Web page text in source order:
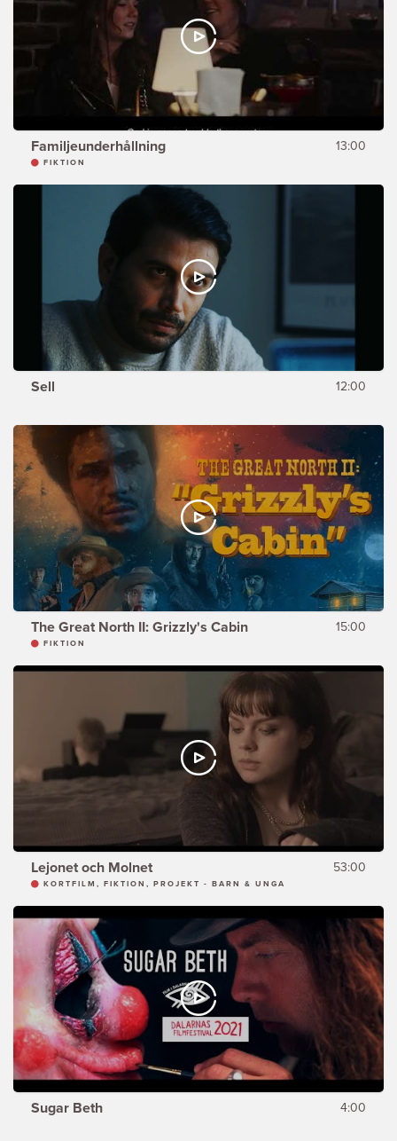
Familjeunderhållning 13:00
FIKTION
Sell 12:00
The Great North II: Grizzly's Cabin 15:00
FIKTION
Lejonet och Molnet 53:00
KORTFILM, FIKTION, PROJEKT - BARN & UNGA
Sugar Beth 4:00